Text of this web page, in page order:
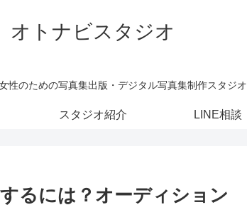
オトナビスタジオ
性のための写真集出版・デジタル写真集制作スタジオ
スタジオ紹介 LINE相談
るには？オーディション